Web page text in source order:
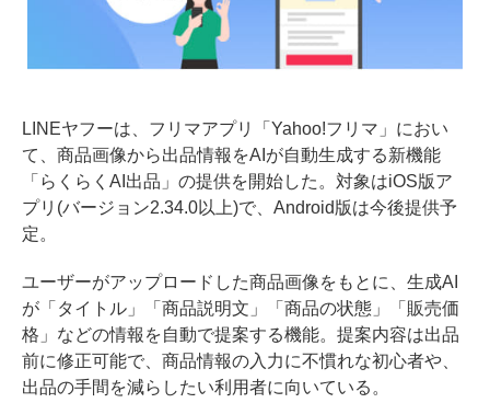
LINEヤフーは、フリマアプリ「Yahoo!フリマ」におい
て、商品画像から出品情報をAIが自動生成する新機能
「らくらくAI出品」の提供を開始した。対象はiOS版ア
プリ(バージョン2.34.0以上)で、Android版は今後提供予
定。
ユーザーがアップロードした商品画像をもとに、生成AI
が「タイトル」「商品説明文」「商品の状態」「販売価
格」などの情報を自動で提案する機能。提案内容は出品
前に修正可能で、商品情報の入力に不慣れな初心者や、
出品の手間を減らしたい利用者に向いている。